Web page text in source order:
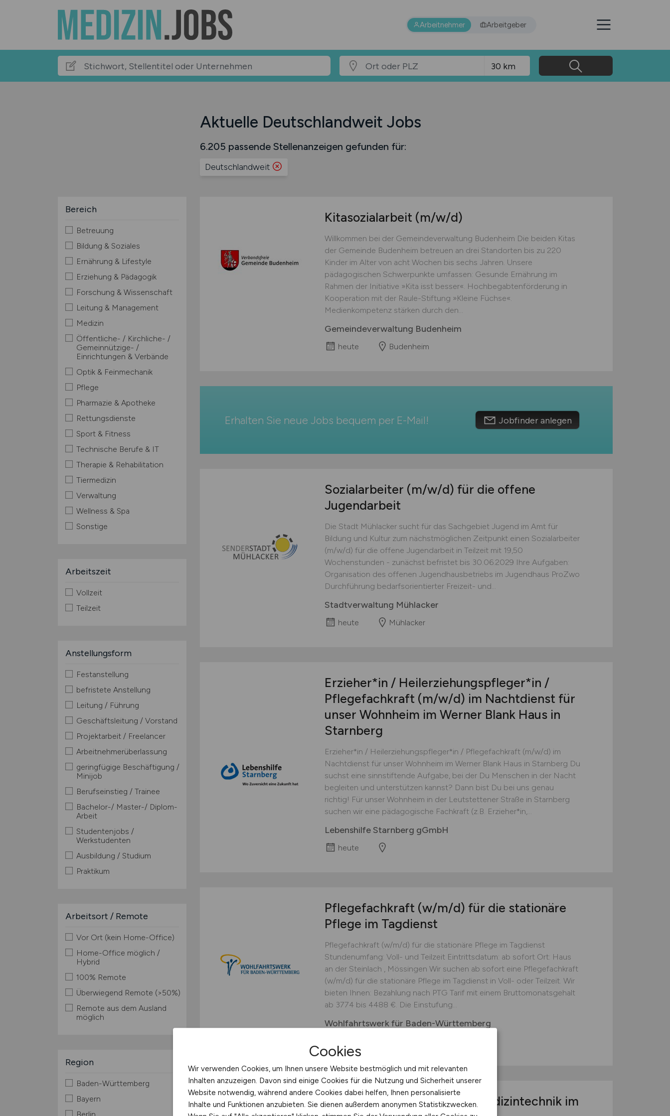
Arbeitnehmer Arbeitgeber
Aktuelle Deutschlandweit Jobs
6.205 passende Stellenanzeigen gefunden für:
Deutschlandweit
Bereich
Betreuung
Bildung & Soziales
Ernährung & Lifestyle
Erziehung & Pädagogik
Forschung & Wissenschaft
Leitung & Management
Medizin
Öffentliche- / Kirchliche- /
Gemeinnützige- /
Einrichtungen & Verbände
Optik & Feinmechanik
Pflege
Pharmazie & Apotheke
Rettungsdienste
Sport & Fitness
Technische Berufe & IT
Therapie & Rehabilitation
Tiermedizin
Verwaltung
Wellness & Spa
Sonstige
Arbeitszeit
Vollzeit
Teilzeit
Anstellungsform
Festanstellung
befristete Anstellung
Leitung / Führung
Geschäftsleitung / Vorstand
Projektarbeit / Freelancer
Arbeitnehmerüberlassung
geringfügige Beschäftigung /
Minijob
Berufseinstieg / Trainee
Bachelor-/ Master-/ Diplom-
Arbeit
Studentenjobs /
Werkstudenten
Ausbildung / Studium
Praktikum
Arbeitsort / Remote
Vor Ort (kein Home-Office)
Home-Office möglich /
Hybrid
100% Remote
Überwiegend Remote (>50%)
Remote aus dem Ausland
möglich
Region
Baden-Württemberg
Bayern
Kitasozialarbeit (m/w/d)
Willkommen bei der Gemeindeverwaltung Budenheim Die beiden Kitas
der Gemeinde Budenheim betreuen an drei Standorten bis zu 220
Kinder im Alter von acht Wochen bis sechs Jahren. Unsere
pädagogischen Schwerpunkte umfassen: Gesunde Ernährung im
Rahmen der Initiative »Kita isst besser«. Hochbegabtenförderung in
Kooperation mit der Raule-Stiftung »Kleine Füchse«.
Medienkompetenz stärken durch den...
Gemeindeverwaltung Budenheim
heute Budenheim
Erhalten Sie neue Jobs bequem per E-Mail! Jobfinder anlegen
Sozialarbeiter (m/w/d) für die offene
Jugendarbeit
Die Stadt Mühlacker sucht für das Sachgebiet Jugend im Amt für
Bildung und Kultur zum nächstmöglichen Zeitpunkt einen Sozialarbeiter
(m/w/d) für die offene Jugendarbeit in Teilzeit mit 19,50
Wochenstunden - zunächst befristet bis 30.06.2029 Ihre Aufgaben:
Organisation des offenen Jugendhausbetriebs im Jugendhaus ProZwo
Durchführung bedarfsorientierter Freizeit- und...
Stadtverwaltung Mühlacker
heute Mühlacker
Erzieher*in / Heilerziehungspfleger*in /
Pflegefachkraft (m/w/d) im Nachtdienst für
unser Wohnheim im Werner Blank Haus in
Starnberg
Erzieher*in / Heilerziehungspfleger*in / Pflegefachkraft (m/w/d) im
Nachtdienst für unser Wohnheim im Werner Blank Haus in Starnberg Du
suchst eine sinnstiftende Aufgabe, bei der Du Menschen in der Nacht
begleiten und unterstützen kannst? Dann bist Du bei uns genau
richtig! Für unser Wohnheim in der Leutstettener Straße in Starnberg
suchen wir eine pädagogische Fachkraft (z.B. Erzieher*in,...
Lebenshilfe Starnberg gGmbH
heute
Pflegefachkraft (w/m/d) für die stationäre
Pflege im Tagdienst
Pflegefachkraft (w/m/d) für die stationäre Pflege im Tagdienst
Stundenumfang: Voll- und Teilzeit Eintrittsdatum: ab sofort Ort: Haus
an der Steinlach , Mössingen Wir suchen ab sofort eine Pflegefachkraft
(w/m/d) für die stationäre Pflege im Tagdienst in Voll- oder Teilzeit. Wir
bieten Ihnen: Bezahlung nach PTG Tarif mit einem Bruttomonatsgehalt
ab 3774 bis 4488 €. Die Einstufung...
Wohlfahrtswerk für Baden-Württemberg
Servicetechniker(m/w/d)Medizintechnik im
Cookies
Wir verwenden Cookies, um Ihnen unsere Website bestmöglich und mit relevanten
Inhalten anzuzeigen. Davon sind einige Cookies für die Nutzung und Sicherheit unserer
Website notwendig, während andere Cookies dabei helfen, Ihnen personalisierte
Inhalte und Funktionen anzubieten. Sie dienen außerdem anonymen Statistikzwecken.